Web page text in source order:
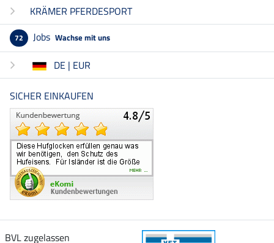
KRÄMER PFERDESPORT
72 Jobs Wachse mit uns
DE | EUR
SICHER EINKAUFEN
BVL zugelassen